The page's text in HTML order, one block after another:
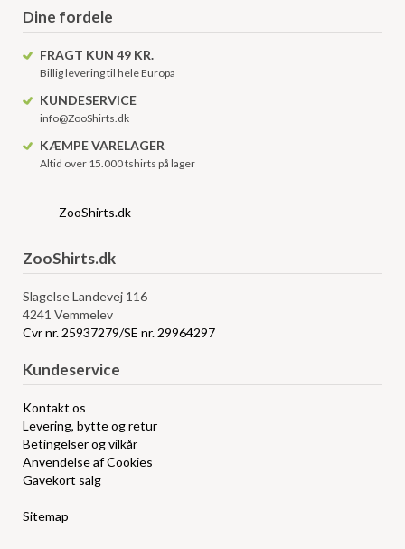
Dine fordele
FRAGT KUN 49 KR.
Billig levering til hele Europa
KUNDESERVICE
info@ZooShirts.dk
KÆMPE VARELAGER
Altid over 15.000 tshirts på lager
ZooShirts.dk
ZooShirts.dk
Slagelse Landevej 116
4241 Vemmelev
Cvr nr. 25937279/SE nr. 29964297
Kundeservice
Kontakt os
Levering, bytte og retur
Betingelser og vilkår
Anvendelse af Cookies
Gavekort salg
Sitemap